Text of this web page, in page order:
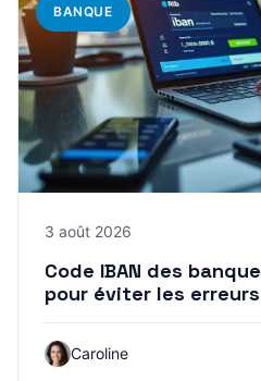
BANQUE
3 août 2026
Code IBAN des
pour éviter les erreurs
Caroline